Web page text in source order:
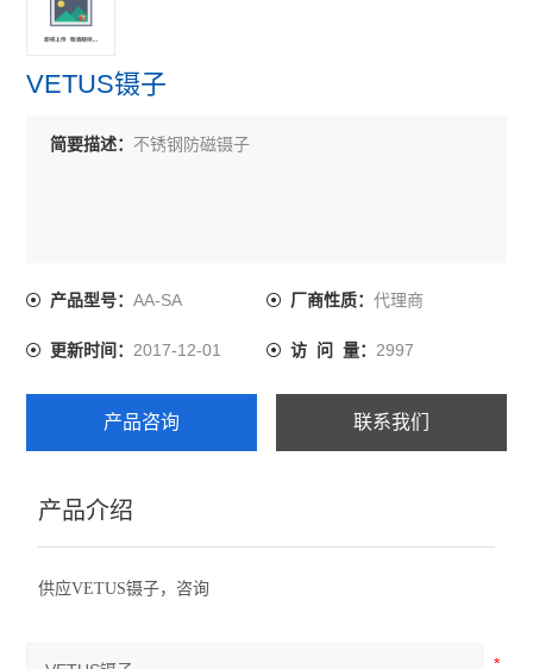
VETUS镊子
简要描述： 不锈钢防磁镊子
产品型号：AA-SA 厂商性质： 代理商
更新时间：2017-12-01 访 问 量： 2997
产品咨询 联系我们
产品介绍
供应VETUS镊子，咨询